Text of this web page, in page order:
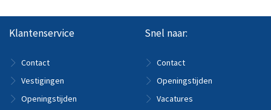
Klantenservice
Contact
Vestigingen
Openingstijden
Snel naar:
Contact
Openingstijden
Vacatures